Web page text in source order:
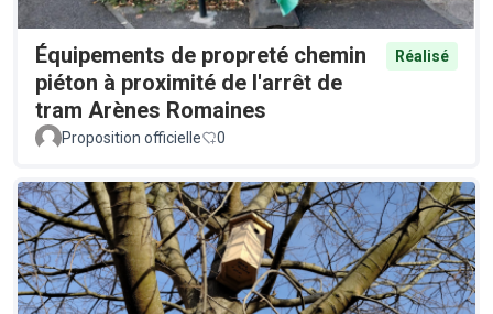
Équipements de propreté chemin
piéton à proximité de l'arrêt de
tram Arènes Romaines
Réalisé
Proposition officielle 0